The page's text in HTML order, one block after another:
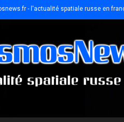
- l'actualité spatiale russe en